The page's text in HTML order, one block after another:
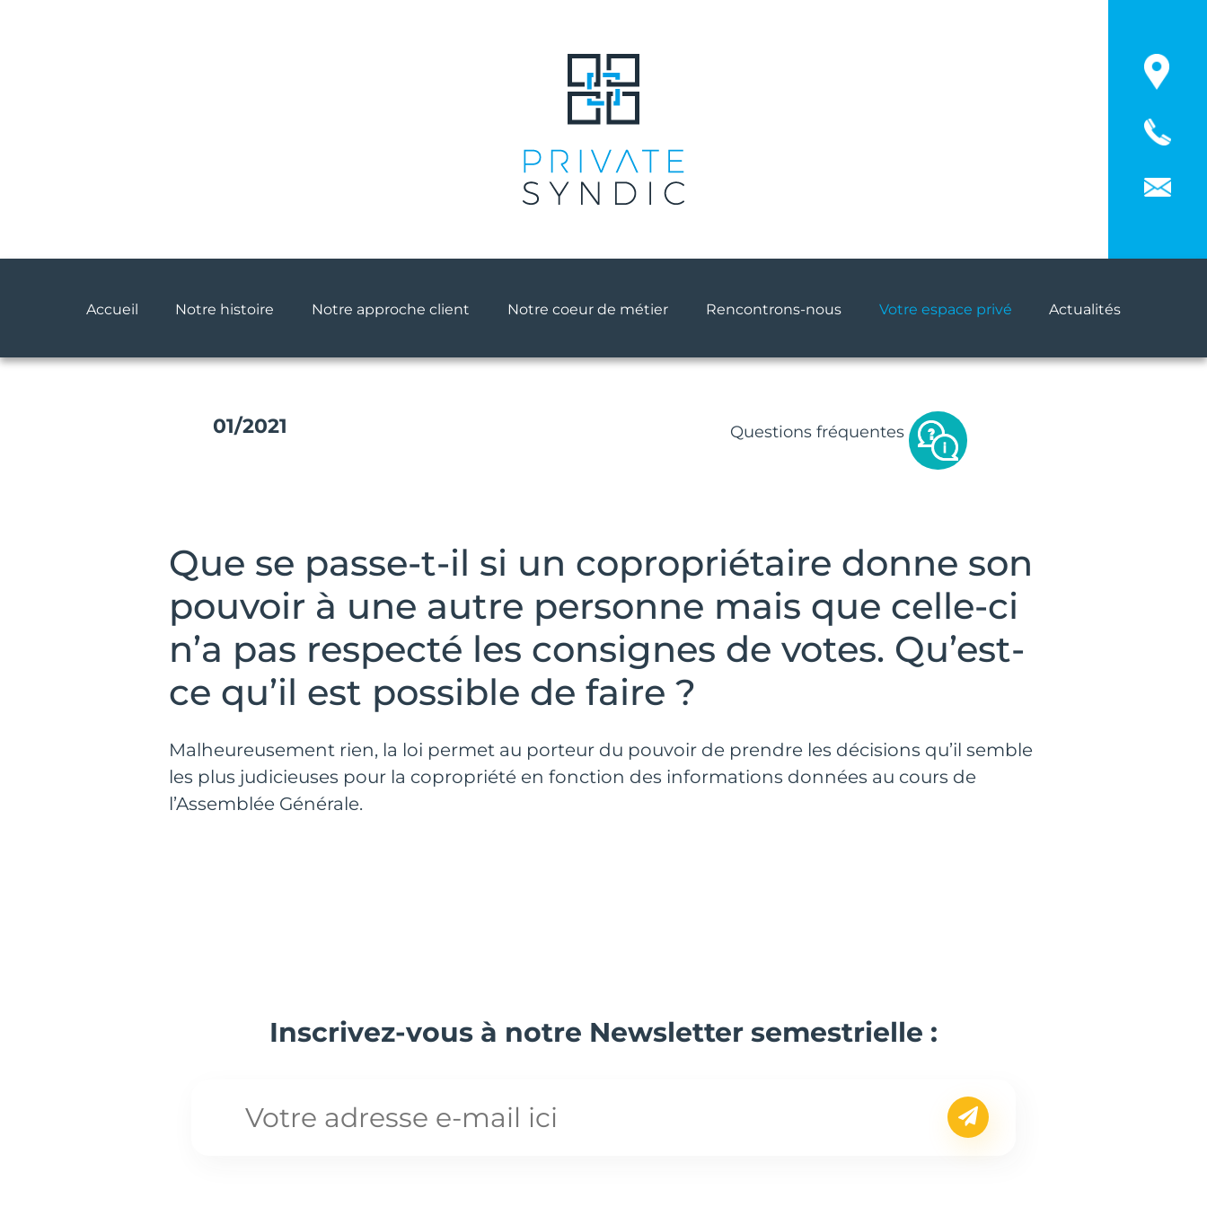
Accueil Notre histoire Notre approche client Notre coeur de métier Rencontrons-nous Votre espace privé Actualités
01/2021 Questions fréquentes
Que se passe-t-il si un copropriétaire donne son
pouvoir à une autre personne mais que celle-ci
n’a pas respecté les consignes de votes. Qu’est-
ce qu’il est possible de faire ?
Malheureusement rien, la loi permet au porteur du pouvoir de prendre les décisions qu’il semble
les plus judicieuses pour la copropriété en fonction des informations données au cours de
l’Assemblée Générale.
Inscrivez-vous à notre Newsletter semestrielle :